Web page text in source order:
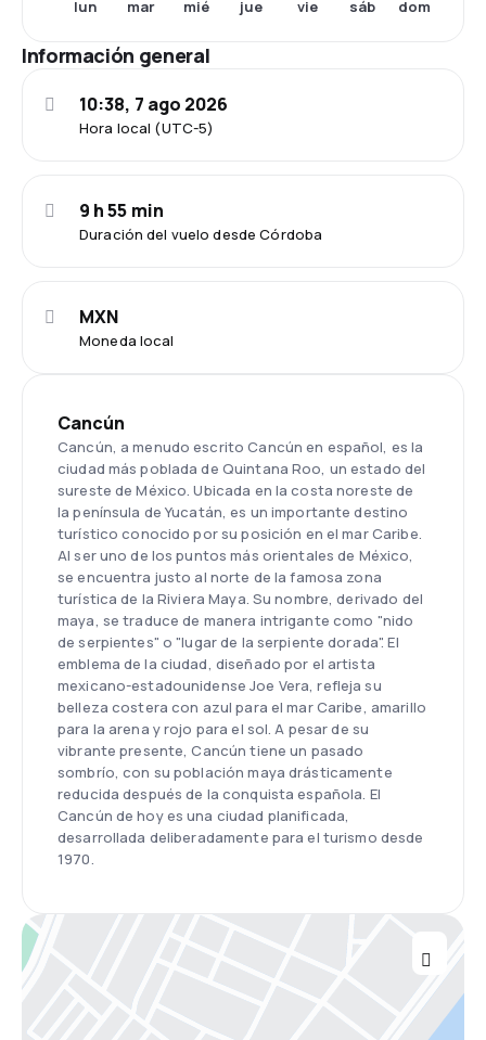
lun mar mié jue vie sáb dom
Información general
Hora local (UTC-5)
10:38, 7 ago 2026
Duración del vuelo desde Córdoba
9 h 55 min
Moneda local
MXN
Cancún
Cancún, a menudo escrito Cancún en español, es la
ciudad más poblada de Quintana Roo, un estado del
sureste de México. Ubicada en la costa noreste de
la península de Yucatán, es un importante destino
turístico conocido por su posición en el mar Caribe.
Al ser uno de los puntos más orientales de México,
se encuentra justo al norte de la famosa zona
turística de la Riviera Maya. Su nombre, derivado del
maya, se traduce de manera intrigante como "nido
de serpientes" o "lugar de la serpiente dorada". El
emblema de la ciudad, diseñado por el artista
mexicano-estadounidense Joe Vera, refleja su
belleza costera con azul para el mar Caribe, amarillo
para la arena y rojo para el sol. A pesar de su
vibrante presente, Cancún tiene un pasado
sombrío, con su población maya drásticamente
reducida después de la conquista española. El
Cancún de hoy es una ciudad planificada,
desarrollada deliberadamente para el turismo desde
1970.